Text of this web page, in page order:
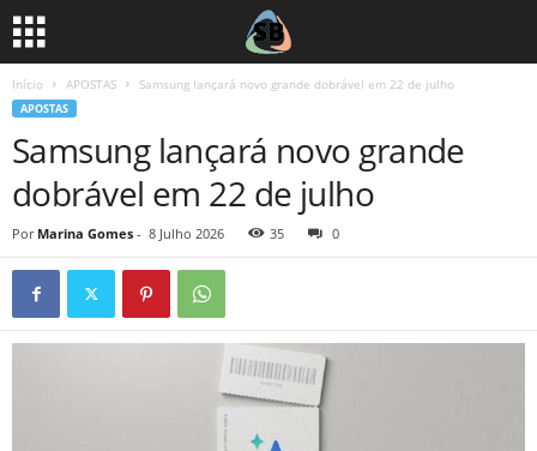
Início APOSTAS Samsung lançará novo grande dobrável em 22 de julho
APOSTAS
Samsung lançará novo grande
dobrável em 22 de julho
Por Marina Gomes - 8 Julho 2026 35 0